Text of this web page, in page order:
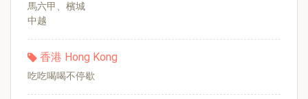
馬六甲、檳城
中越
香港 Hong Kong
吃吃喝喝不停歇